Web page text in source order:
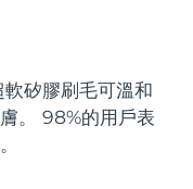
軟矽膠刷毛可溫和
。 98%的用戶表
預計送達日期8/19/26